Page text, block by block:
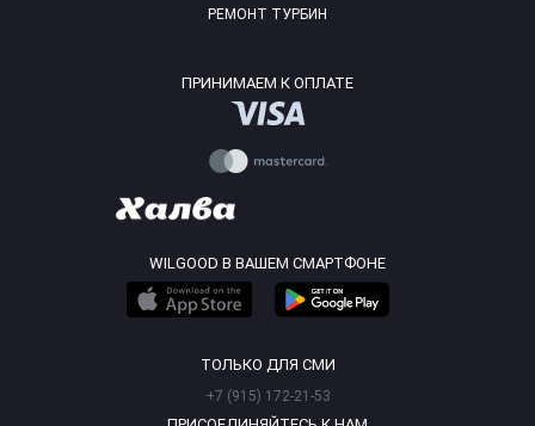
РЕМОНТ ТУРБИН
ПРИНИМАЕМ К ОПЛАТЕ
WILGOOD В ВАШЕМ СМАРТФОНЕ
ТОЛЬКО ДЛЯ СМИ
+7 (915) 172-21-53